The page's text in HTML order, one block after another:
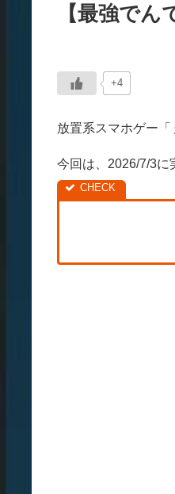
【最強で
+4
放置系スマホゲー「
今回は、2026/7/3に